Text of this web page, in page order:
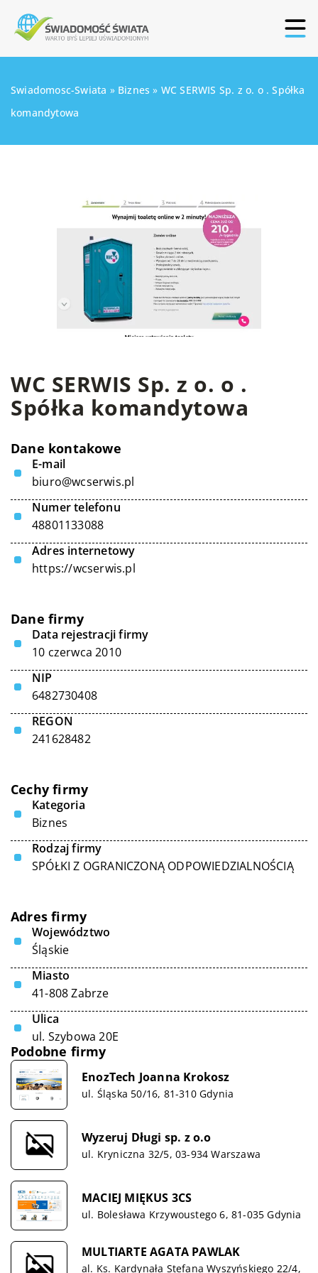
Swiadomosc-Swiata » Biznes » WC SERWIS Sp. z o. o . Spółka
komandytowa
WC SERWIS Sp. z o. o .
Spółka komandytowa
Dane kontakowe
E-mail
biuro@wcserwis.pl
Numer telefonu
48801133088
Adres internetowy
https://wcserwis.pl
Dane firmy
Data rejestracji firmy
10 czerwca 2010
NIP
6482730408
REGON
241628482
Cechy firmy
Kategoria
Biznes
Rodzaj firmy
SPÓŁKI Z OGRANICZONĄ ODPOWIEDZIALNOŚCIĄ
Adres firmy
Województwo
Śląskie
Miasto
41-808 Zabrze
Ulica
ul. Szybowa 20E
Podobne firmy
EnozTech Joanna Krokosz
ul. Śląska 50/16, 81-310 Gdynia
Wyzeruj Długi sp. z o.o
ul. Kryniczna 32/5, 03-934 Warszawa
MACIEJ MIĘKUS 3CS
ul. Bolesława Krzywoustego 6, 81-035 Gdynia
MULTIARTE AGATA PAWLAK
al. Ks. Kardynała Stefana Wyszyńskiego 22/4,